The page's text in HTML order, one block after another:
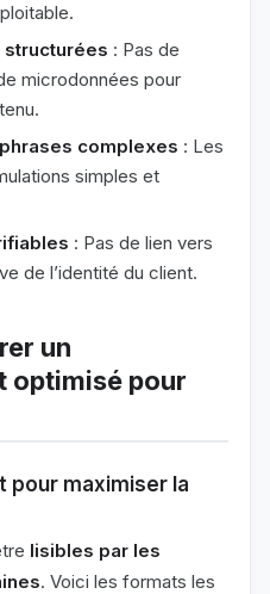
: Pas de
microdonnées pour
complexes : Les
simples et
: Pas de lien vers
de l’identité du client.
un
optimisé pour
pour maximiser la
lisibles par les
. Voici les formats les